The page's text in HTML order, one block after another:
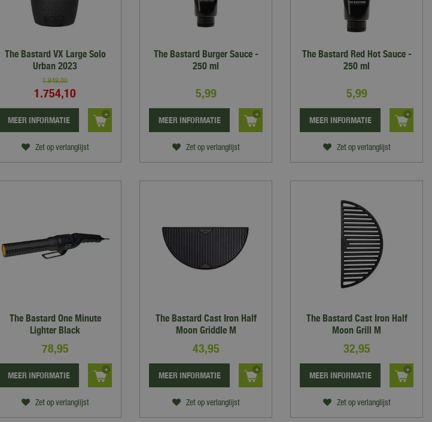
The Bastard VX Large Solo
Urban 2023
1.949,00
1.754,10
Zet op verlanglijst
MEER INFORMATIE
The Bastard Burger Sauce -
250 ml
5,99
Zet op verlanglijst
MEER INFORMATIE
The Bastard Red Hot Sauce -
250 ml
5,99
Zet op verlanglijst
MEER INFORMATIE
The Bastard One Minute
Lighter Black
78,95
Zet op verlanglijst
MEER INFORMATIE
The Bastard Cast Iron Half
Moon Griddle M
43,95
Zet op verlanglijst
MEER INFORMATIE
The Bastard Cast Iron Half
Moon Grill M
32,95
Zet op verlanglijst
MEER INFORMATIE